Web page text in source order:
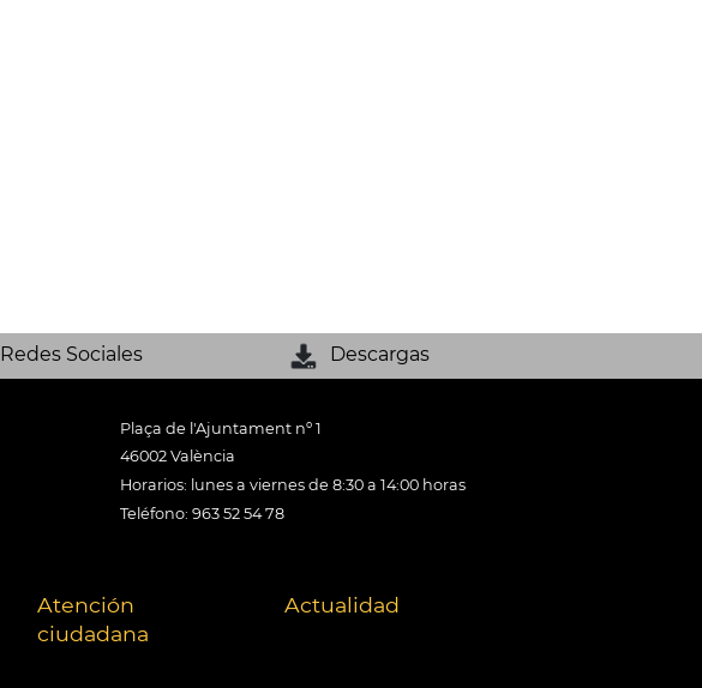
Redes Sociales Descargas
Plaça de l'Ajuntament nº 1
46002 València
Horarios: lunes a viernes de 8:30 a 14:00 horas
Teléfono: 963 52 54 78
Atención
ciudadana
Actualidad